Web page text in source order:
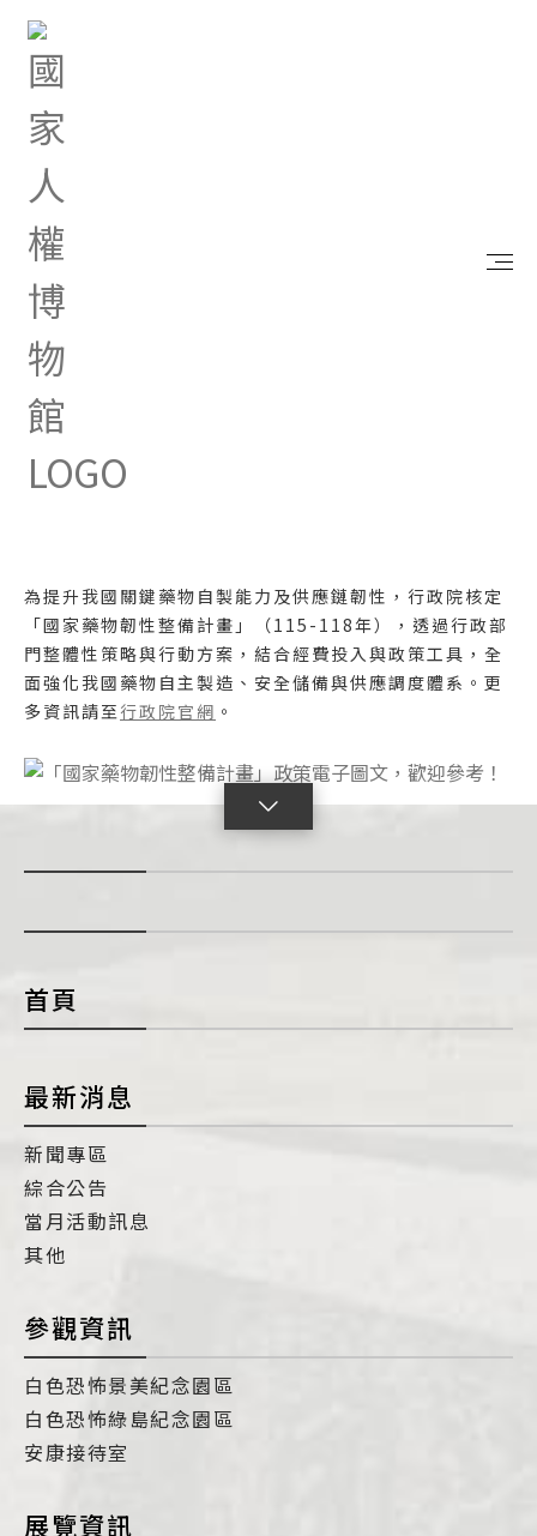
首頁
考！
Dec 18, 2025 |
政策電子圖文，歡迎參考！
為提升我國關鍵藥物自製能力及供應鏈韌性，行政院核定
「國家藥物韌性整備計畫」（115-118年），透過行政部
門整體性策略與行動方案，結合經費投入與政策工具，全
面強化我國藥物自主製造、安全儲備與供應調度體系。更
多資訊請至行政院官網 。
首頁
最新消息
新聞專區
綜合公告
當月活動訊息
其他
參觀資訊
白色恐怖景美紀念園區
白色恐怖綠島紀念園區
安康接待室
展覽資訊